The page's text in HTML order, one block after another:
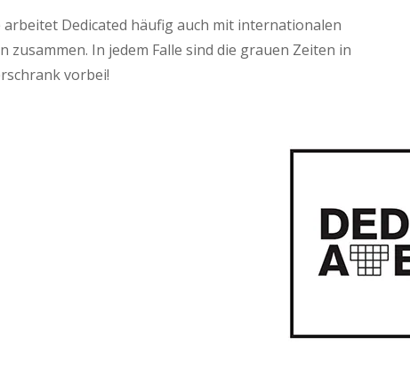
arbeitet Dedicated häufig auch mit internationalen
zusammen. In jedem Falle sind die grauen Zeiten in
vorbei!